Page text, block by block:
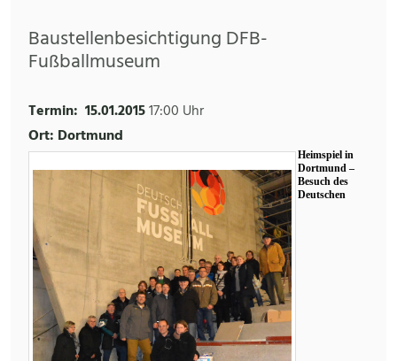
Baustellenbesichtigung DFB-
Fußballmuseum
Termin: 15.01.201517:00 Uhr
Ort: Dortmund
Heimspiel in
Dortmund –
Besuch des
Deutschen